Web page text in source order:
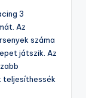
3
Az
száma
játszik. Az
teljesíthessék